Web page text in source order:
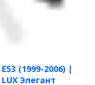
(1999-2006) |
Элегант